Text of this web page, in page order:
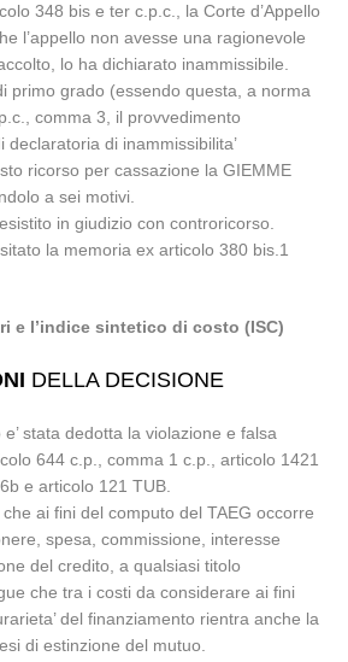
348 bis e ter c.p.c., la Corte d’Appello
l’appello non avesse una ragionevole
lo ha dichiarato inammissibile.
primo grado (essendo questa, a norma
comma 3, il provvedimento
declaratoria di inammissibilita’
ricorso per cassazione la GIEMME
a sei motivi.
in giudizio con controricorso.
la memoria ex articolo 380 bis.1
e l’indice sintetico di costo (ISC)
DELLA DECISIONE
stata dedotta la violazione e falsa
644 c.p., comma 1 c.p., articolo 1421
e articolo 121 TUB.
ai fini del computo del TAEG occorre
spesa, commissione, interesse
del credito, a qualsiasi titolo
che tra i costi da considerare ai fini
del finanziamento rientra anche la
di estinzione del mutuo.